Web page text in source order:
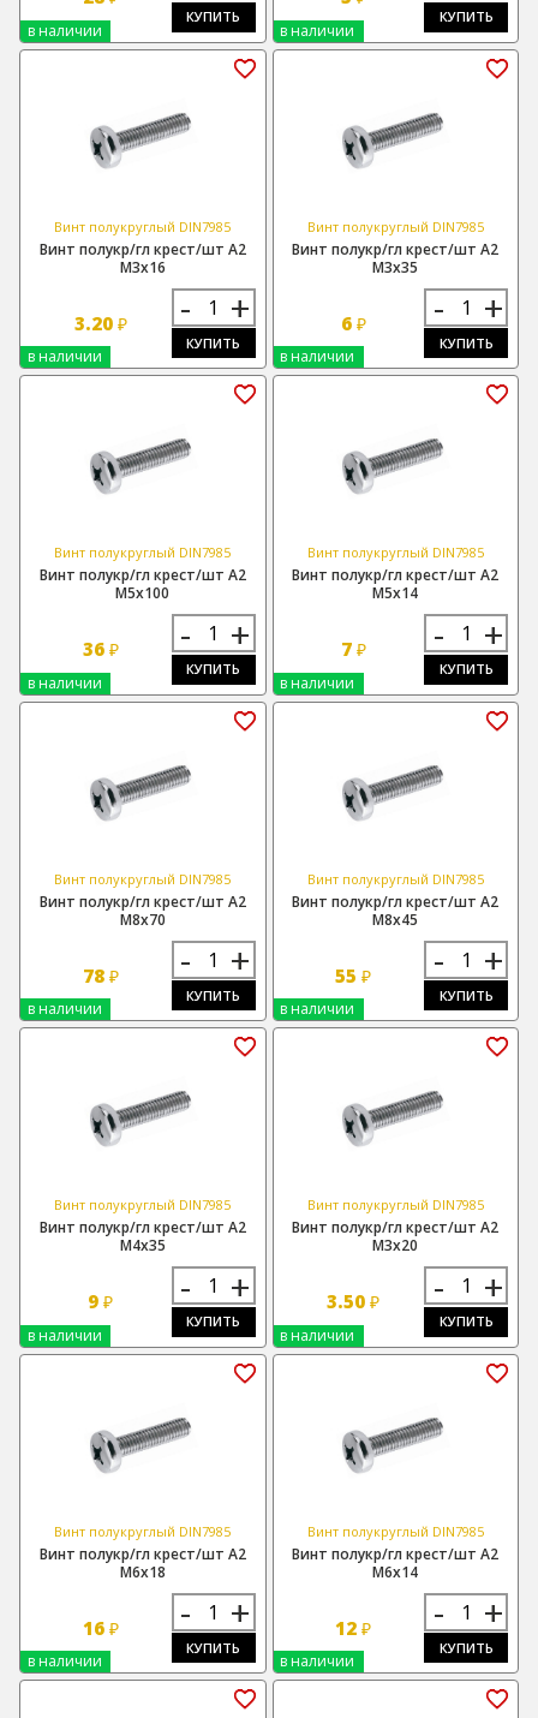
КУПИТЬ
в наличии
КУПИТЬ
в наличии
Винт полукруглый DIN7985
Винт полукр/гл крест/шт А2
М3х16
3.20 ₽ - +
КУПИТЬ
в наличии
Винт полукруглый DIN7985
Винт полукр/гл крест/шт А2
М3х35
6 ₽ - +
КУПИТЬ
в наличии
Винт полукруглый DIN7985
Винт полукр/гл крест/шт А2
М5х100
36 ₽ - +
КУПИТЬ
в наличии
Винт полукруглый DIN7985
Винт полукр/гл крест/шт А2
М5х14
7 ₽ - +
КУПИТЬ
в наличии
Винт полукруглый DIN7985
Винт полукр/гл крест/шт А2
М8х70
78 ₽ - +
КУПИТЬ
в наличии
Винт полукруглый DIN7985
Винт полукр/гл крест/шт А2
М8х45
55₽ - +
КУПИТЬ
в наличии
Винт полукруглый DIN7985
Винт полукр/гл крест/шт А2
М4х35
9₽ - +
КУПИТЬ
в наличии
Винт полукруглый DIN7985
Винт полукр/гл крест/шт А2
М3х20
3.50₽ - +
КУПИТЬ
в наличии
Винт полукруглый DIN7985
Винт полукр/гл крест/шт А2
М6х18
16 ₽ - +
КУПИТЬ
в наличии
Винт полукруглый DIN7985
Винт полукр/гл крест/шт А2
М6х14
12₽ - +
КУПИТЬ
в наличии